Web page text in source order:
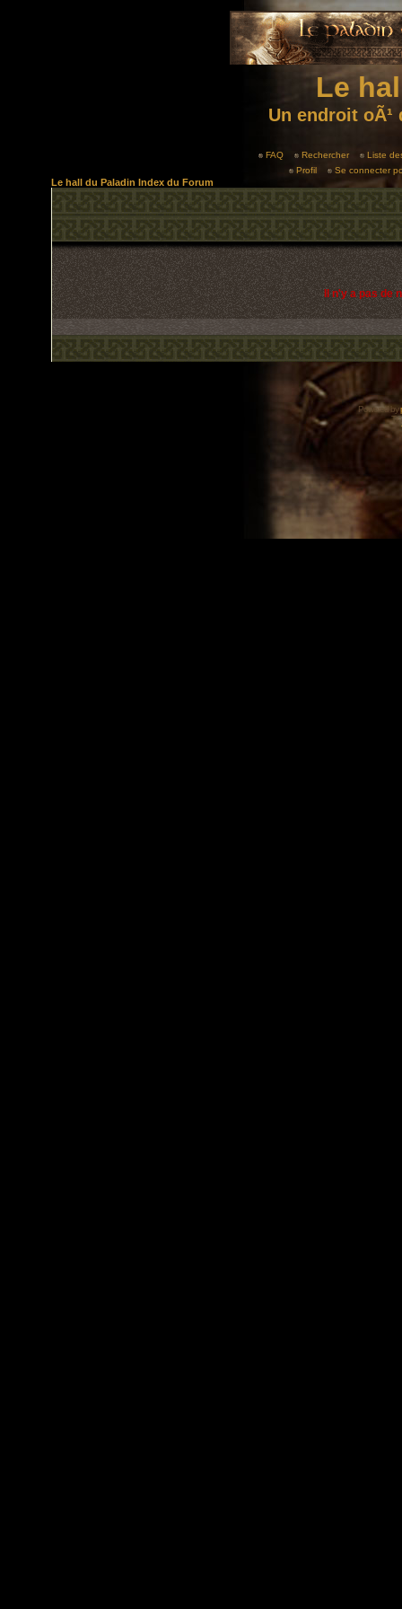
Le
Un endroit
FAQ Rechercher
Liste
Profil
Se connecter
Le hall du Paladin Index du Forum
Il n'y a pas de
Powered by